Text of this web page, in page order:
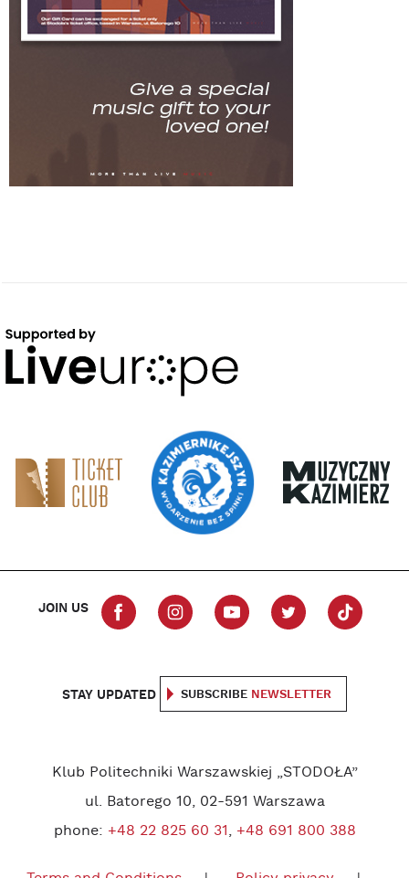
JOIN US
STAY UPDATED SUBSCRIBE NEWSLETTER
Klub Politechniki Warszawskiej „STODOŁA”
ul. Batorego 10, 02-591 Warszawa
phone: +48 22 825 60 31, +48 691 800 388